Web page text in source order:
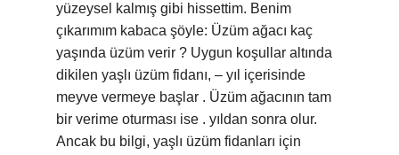
yüzeysel kalmış gibi hissettim. Benim
çıkarımım kabaca şöyle: Üzüm ağacı kaç
yaşında üzüm verir ? Uygun koşullar altında
dikilen yaşlı üzüm fidanı, – yıl içerisinde
meyve vermeye başlar . Üzüm ağacının tam
bir verime oturması ise . yıldan sonra olur.
Ancak bu bilgi, yaşlı üzüm fidanları için